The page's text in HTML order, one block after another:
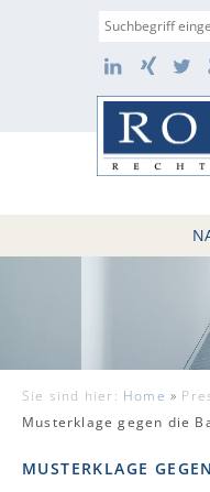
Suche
LinkedIn
Xing
Sie sind hier: Home »
Musterklage gegen die
MUSTERKLAGE